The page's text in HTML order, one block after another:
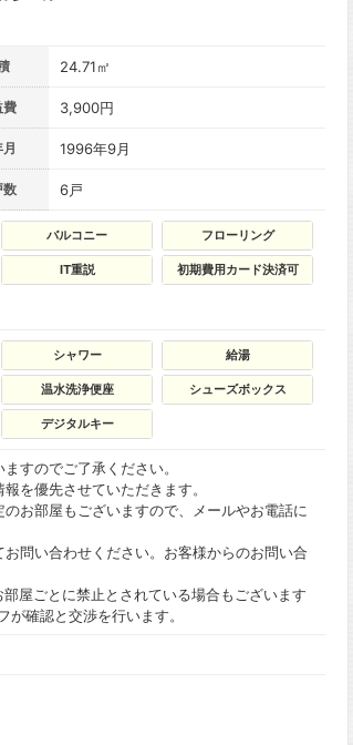
24.71㎡
費 3,900円
1996年9月
数 6戸
バルコニー フローリング
IT重説 初期費用カード決済可
シャワー 給湯
温水洗浄便座 シューズボックス
デジタルキー
すのでご了承ください。
を優先させていただきます。
お部屋もございますので、メールやお電話に
問い合わせください。お客様からのお問い合
屋ごとに禁止とされている場合もございます
確認と交渉を行います。